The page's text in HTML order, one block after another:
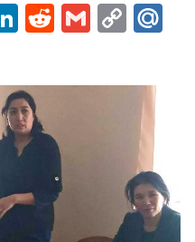
LinkedIn
Reddit
Gmail